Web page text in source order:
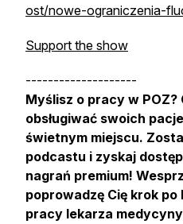
ost/nowe-ograniczenia-
Support the show
--------------------
Myślisz o pracy w
obsługiwać swoich
świetnym miejscu.
podcastu i zyskaj
nagrań premium!
poprowadzę Cię krok
pracy lekarza